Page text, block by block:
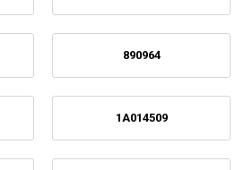
890964
1A014509